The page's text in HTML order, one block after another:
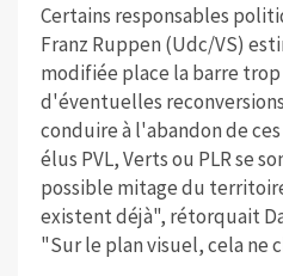
Certains responsables
Franz Ruppen (Udc/VS)
modifiée place la barre
d'éventuelles
conduire à l'abandon de
élus PVL, Verts ou PLR se
possible mitage du
existent déjà", rétorquait
"Sur le plan visuel, cela ne